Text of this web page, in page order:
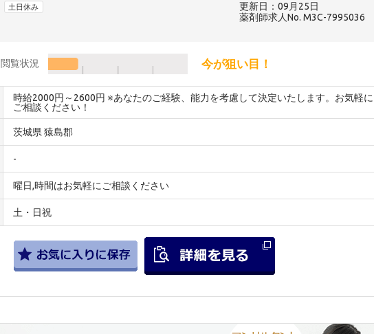
土日休み
更新日：09月25日
薬剤師求人No. M3C-7995036
閲覧状況 今が狙い目！
時給2000円～2600円 ※あなたのご経験、能力を考慮して決定いたします。お気軽に
ご相談ください！
茨城県 猿島郡
-
曜日,時間はお気軽にご相談ください
土・日祝